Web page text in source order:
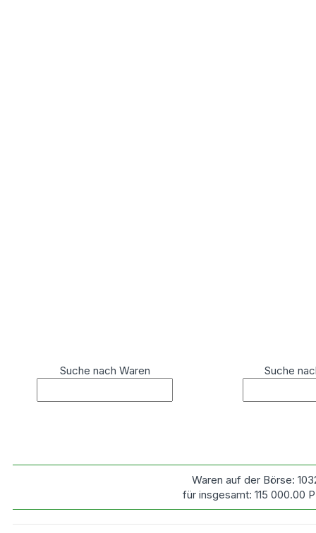
Suche nach Waren Suche
Waren auf der Börse:
für insgesamt: 115 000.00